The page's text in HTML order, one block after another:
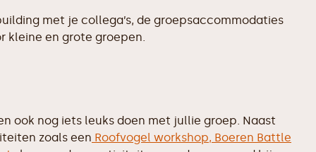
met je collega’s, de groepsaccommodaties
kleine en grote groepen.
ook nog iets leuks doen met jullie groep. Naast
zoals een Roofvogel workshop, Boeren Battle